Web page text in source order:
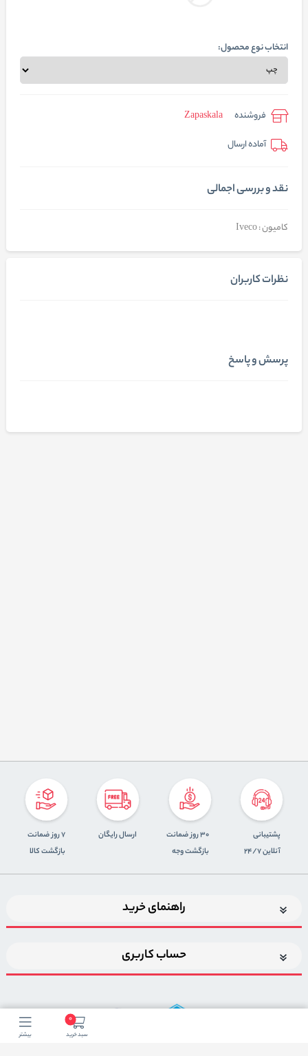
انتخاب نوع محصول:
فروشنده
Zapaskala
آماده ارسال
نقد و بررسی اجمالی
کامیون : Iveco
نظرات کاربران
پرسش و پاسخ
0
سبد خرید بیشتر
پشتیبانی
آنلاین 24/7
30 روز ضمانت
بازگشت وجه
ارسال رایگان
7 روز ضمانت
بازگشت کالا
راهنمای خرید
حساب کاربری